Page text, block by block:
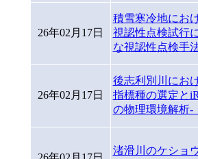
26年02月17日
積雪寒冷地にお
視認性点検試行
な視認性点検手
26年02月17日
後志利別川にお
指標種の選定と
の物理環境解析-
渚滑川のケショ